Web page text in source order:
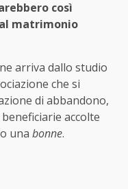
così
matrimonio
arriva dallo studio
che si
di abbandono,
accolte
una bonne.